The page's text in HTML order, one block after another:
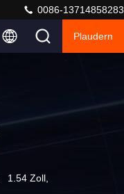
0086-13714858283
Plaudern
1.54 Zoll,